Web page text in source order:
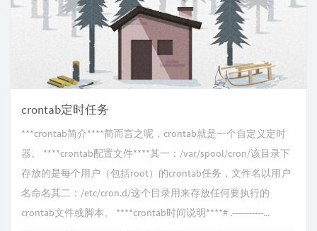
crontab定时任务
***crontab简介****简而言之呢，crontab就是一个自定义定时
器。 ****crontab配置文件****其一：/var/spool/cron/该目录下
存放的是每个用户（包括root）的crontab任务，文件名以用户
名命名其二：/etc/cron.d/这个目录用来存放任何要执行的
crontab文件或脚本。 ****crontab时间说明****# .-----------...